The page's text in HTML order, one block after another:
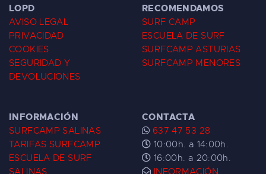
LOPD
AVISO LEGAL
PRIVACIDAD
COOKIES
SEGURIDAD Y
DEVOLUCIONES
RECOMENDAMOS
SURF CAMP
ESCUELA DE SURF
SURFCAMP ASTURIAS
SURFCAMP MENORES
INFORMACIÓN
SURFCAMP SALINAS
TARIFAS SURFCAMP
ESCUELA DE SURF
SALINAS
CONTACTA
637 47 53 28
10:00h. a 14:00h.
16:00h. a 20:00h.
INFORMACIÓN